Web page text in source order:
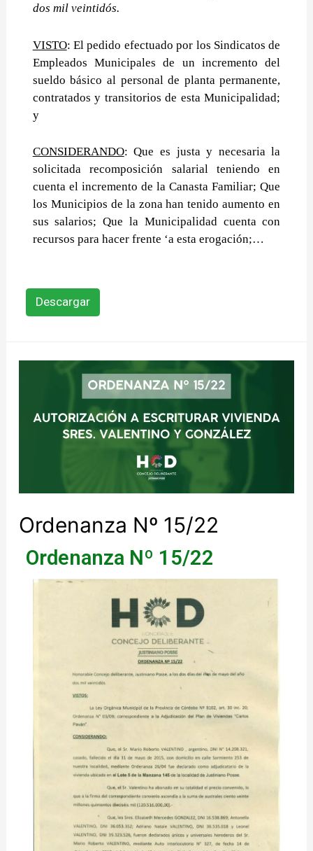
dos mil veintidós.
VISTO: El pedido efectuado por los Sindicatos de
Empleados Municipales de un incrementodel
sueldo básico al personal de planta permanente,
contratados y transitorios de estaMunicipalidad;
y
CONSIDERANDO: Que es justa y necesaria la
solicitada recomposición salarial teniendo en
cuenta el incremento de la Canasta Familiar;Que
los Municipios de la zona han tenido aumento en
sus salarios;Que la Municipalidad cuenta con
recursos para hacer frente ‘a esta erogación;…
Descargar
Ordenanza Nº 15/22
Ordenanza Nº 15/22